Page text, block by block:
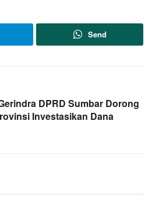
Send
DPRD Sumbar Dorong
Investasikan Dana